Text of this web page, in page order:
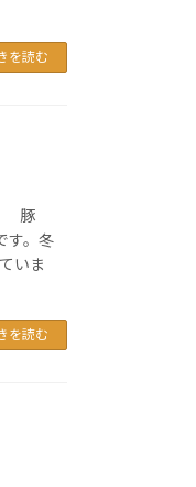
を読む
豚
す。冬
いま
を読む